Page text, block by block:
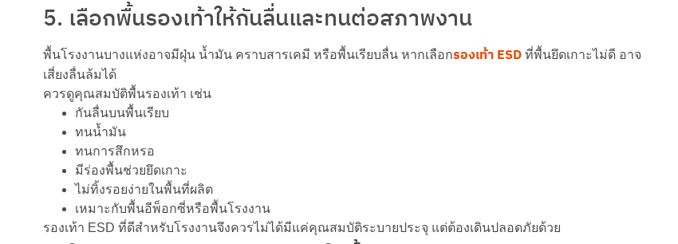
5. เลือกพื้นรองเท้าให้กันลื่นและทนต่อสภาพงาน
พื้นโรงงานบางแห่งอาจมีฝุ่น น้ำมัน คราบสารเคมี หรือพื้นเรียบลื่น หากเลือกรองเท้า ESDที่พื้นยึดเกาะไม่ดี อาจ
เสี่ยงลื่นล้มได้
ควรดูคุณสมบัติพื้นรองเท้า เช่น
กันลื่นบนพื้นเรียบ
ทนน้ำมัน
ทนการสึกหรอ
มีร่องพื้นช่วยยึดเกาะ
ไม่ทิ้งรอยง่ายในพื้นที่ผลิต
เหมาะกับพื้นอีพ็อกซี่หรือพื้นโรงงาน
รองเท้า ESD ที่ดีสำหรับโรงงานจึงควรไม่ได้มีแค่คุณสมบัติระบายประจุ แต่ต้องเดินปลอดภัยด้วย